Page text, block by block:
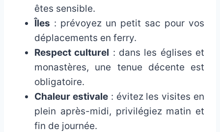
êtes sensible.
Îles : prévoyez un petit sac pour vos
déplacements en ferry.
Respect culturel : dans les églises et
monastères, une tenue décente est
obligatoire.
Chaleur estivale: évitez les visites en
plein après-midi, privilégiez matin et
fin de journée.